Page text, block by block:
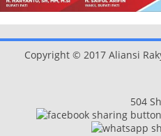
Copyright © 2017 Aliansi
504